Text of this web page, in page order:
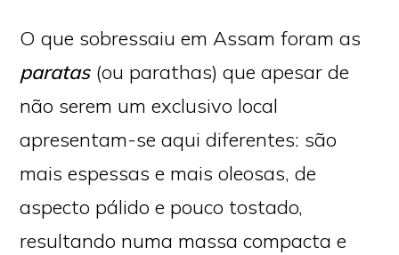
O que sobressaiu em Assam foram as
paratas(ou parathas) que apesar de
não serem um exclusivo local
apresentam-se aqui diferentes: são
mais espessas e mais oleosas, de
aspecto pálido e pouco tostado,
resultando numa massa compacta e